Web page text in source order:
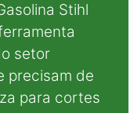
Stihl
setor
precisam de
para cortes